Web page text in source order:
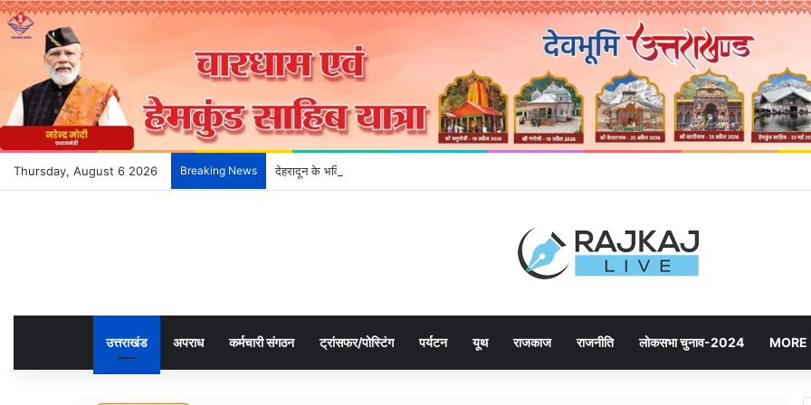
Thursday, August 6 2026 Breaking News देहरादून के भविष्य को आकार देने उमड़ रही जनता, महायोजना-2041 पर दूसरे चरण की सुनवाई में बढ़ी भागीदारी
उत्तराखंड अपराध कर्मचारी संगठन ट्रांसफर/पोस्टिंग पर्यटन यूथ राजकाज राजनीति लोकसभा चुनाव-2024 MORE